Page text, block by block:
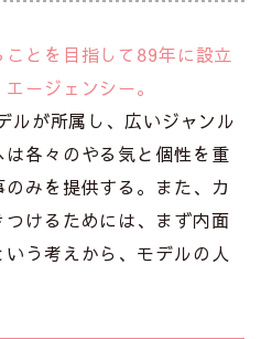
とを目指して89年に設立
ージェンシー。
ルが所属し、広いジャンル
各々のやる気と個性を重
みを提供する。また、カ
けるためには、まず内面
う考えから、モデルの人